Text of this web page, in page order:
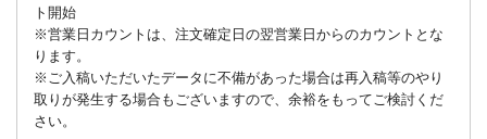
ト開始
※営業日カウントは、注文確定日の翌営業日からのカウントとな
ります。
※ご入稿いただいたデータに不備があった場合は再入稿等のやり
取りが発生する場合もございますので、余裕をもってご検討くだ
さい。